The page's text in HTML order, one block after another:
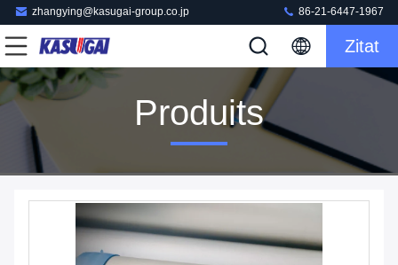
zhangying@kasugai-group.co.jp 86-21-6447-1967
Zitat
Produits